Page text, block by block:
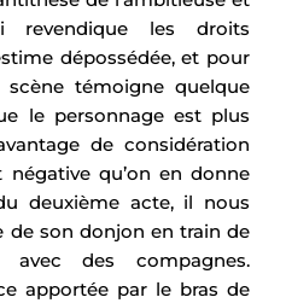
revendique les droits
dépossédée, et pour
témoigne quelque
le personnage est plus
de considération
négative qu’on en donne
deuxième acte, il nous
de son donjon en train de
des compagnes.
apportée par le bras de